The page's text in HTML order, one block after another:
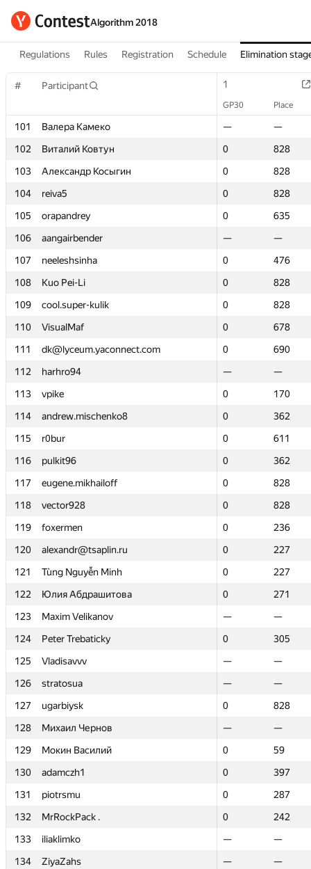
Algorithm 2018
Regulations Rules Registration Schedule Elimination
# Participant 1
GP30 Place
101 Валера Камеко —
—
102
Виталий Ковтун 0
828
103
Александр Косыгин 0
828
104
reiva5 0
828
105
orapandrey 0
635
106
aangairbender —
—
107
neeleshsinha 0
476
108
Kuo Pei-Li 0
828
109
cool.super-kulik 0
828
110
VisualMaf 0
678
111
dk@lyceum.yaconnect.com 0
690
112
harhro94 —
—
113
vpike 0
170
114
andrew.mischenko8 0
362
115
r0bur 0
611
116
pulkit96 0
362
117
eugene.mikhailoff 0
828
118
vector928 0
828
119
foxermen 0
236
120
alexandr@tsaplin.ru 0
227
121
Tùng Nguyễn Minh 0
227
122
Юлия Абдрашитова 0
271
123
Maxim Velikanov —
—
124
Peter Trebaticky 0
305
125
Vladisavvv —
—
126
stratosua —
—
127
ugarbiysk 0
828
128
Михаил Чернов —
—
129
Мокин Василий 0
59
130
adamczh1 0
397
131
piotrsmu 0
287
132
MrRockPack . 0
242
133
iliaklimko —
—
134
ZiyaZahs —
—
# Participant 1
GP30 Place
101 Валера Камеко —
—
102
Виталий Ковтун 0
828
103
Александр Косыгин 0
828
104
reiva5 0
828
105
orapandrey 0
635
106
aangairbender —
—
107
neeleshsinha 0
476
108
Kuo Pei-Li 0
828
109
cool.super-kulik 0
828
110
VisualMaf 0
678
111
dk@lyceum.yaconnect.com 0
690
112
harhro94 —
—
113
vpike 0
170
114
andrew.mischenko8 0
362
115
r0bur 0
611
116
pulkit96 0
362
117
eugene.mikhailoff 0
828
118
vector928 0
828
119
foxermen 0
236
120
alexandr@tsaplin.ru 0
227
121
Tùng Nguyễn Minh 0
227
122
Юлия Абдрашитова 0
271
123
Maxim Velikanov —
—
124
Peter Trebaticky 0
305
125
Vladisavvv —
—
126
stratosua —
—
127
ugarbiysk 0
828
128
Михаил Чернов —
—
129
Мокин Василий 0
59
130
adamczh1 0
397
131
piotrsmu 0
287
132
MrRockPack . 0
242
133
iliaklimko —
—
134
ZiyaZahs —
—